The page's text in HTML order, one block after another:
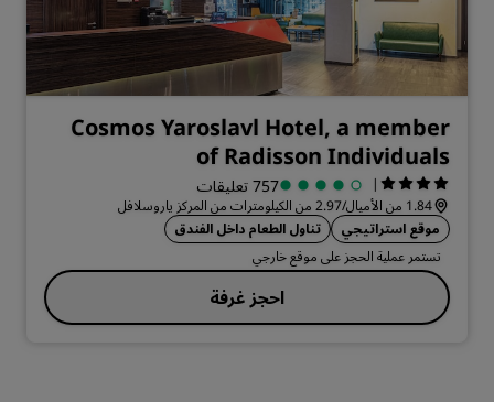
Cosmos Yaroslavl Hotel, a member
of Radisson Individuals
| 757 تعليقات
1.84 من الأميال/2.97 من الكيلومترات من المركز ياروسلافل
موقع استراتيجي
تناول الطعام داخل الفندق
تستمر عملية الحجز على موقع خارجي
احجز غرفة